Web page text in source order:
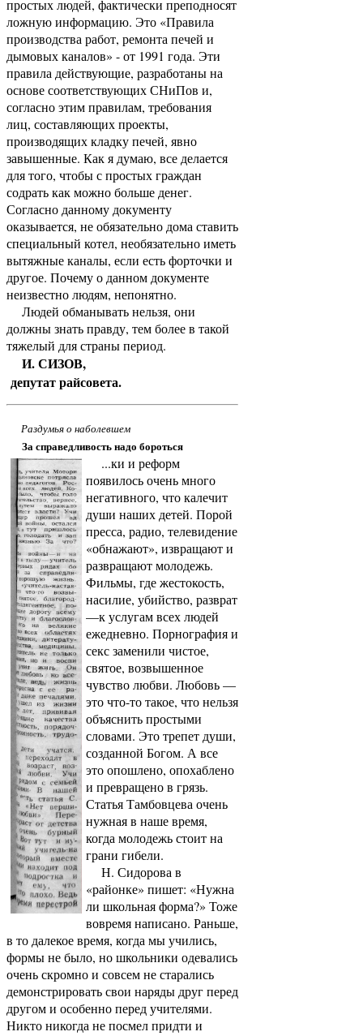
простых людей, фактически преподносят
ложную информацию. Это «Правила
производства работ, ремонта печей и
дымовых каналов» - от 1991 года. Эти
правила действующие, разработаны на
основе соответствующих СНиПов и,
согласно этим правилам, требования
лиц, составляющих проекты,
производящих кладку печей, явно
завышенные. Как я думаю, все делается
для того, чтобы с простых граждан
содрать как можно больше денег.
Согласно данному документу
оказывается, не обязательно дома ставить
специальный котел, необязательно иметь
вытяжные каналы, если есть форточки и
другое. Почему о данном документе
неизвестно людям, непонятно.
Людей обманывать нельзя, они
должны знать правду, тем более в такой
тяжелый для страны период.
И. СИЗОВ,
депутат райсовета.
Раздумья о наболевшем
За справедливость надо бороться
...ки и реформ
появилось очень много
негативного, что калечит
души наших детей. Порой
пресса, радио, телевидение
«обнажают», извращают и
развращают молодежь.
Фильмы, где жестокость,
насилие, убийство, разврат
—к услугам всех людей
ежедневно. Порнография и
секс заменили чистое,
святое, возвышенное
чувство любви. Любовь —
это что-то такое, что нельзя
объяснить простыми
словами. Это трепет души,
созданной Богом. А все
это опошлено, опохаблено
и превращено в грязь.
Статья Тамбовцева очень
нужная в наше время,
когда молодежь стоит на
грани гибели.
Н. Сидорова в
«районке» пишет: «Нужна
ли школьная форма?» Тоже
вовремя написано. Раньше,
в то далекое время, когда мы учились,
формы не было, но школьники одевались
очень скромно и совсем не старались
демонстрировать свои наряды друг перед
другом и особенно перед учителями.
Никто никогда не посмел придти и